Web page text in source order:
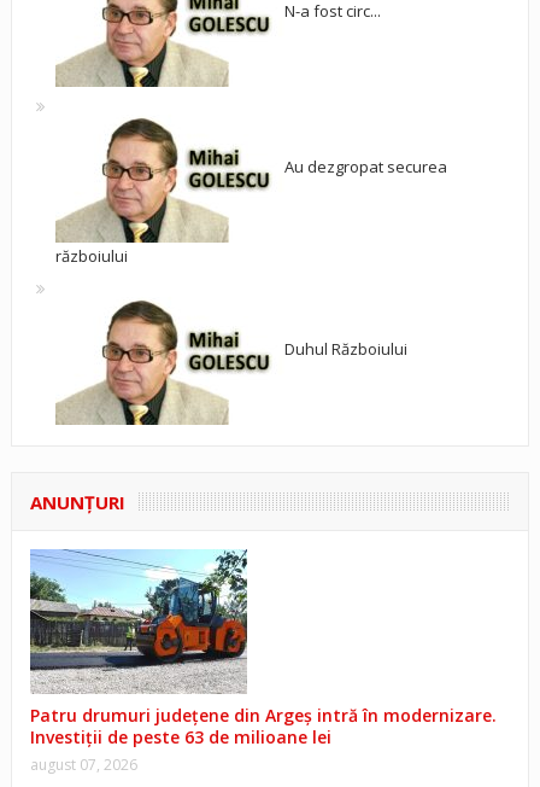
N-a fost circ...
Au dezgropat securea
războiului
Duhul Războiului
ANUNŢURI
Patru drumuri județene din Argeș intră în modernizare.
Investiții de peste 63 de milioane lei
august 07, 2026